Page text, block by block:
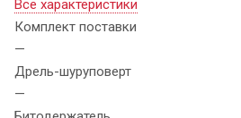
Все характеристики
Комплект поставки
—
Дрель-шуруповерт
—